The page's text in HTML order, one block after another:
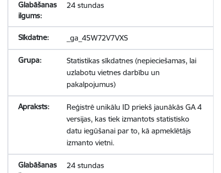
24 stundas
_ga_45W72V7VXS
Statistikas sīkdatnes (nepieciešamas, lai
uzlabotu vietnes darbību un
pakalpojumus)
Reģistrē unikālu ID priekš jaunākās GA 4
versijas, kas tiek izmantots statistisko
datu iegūšanai par to, kā apmeklētājs
izmanto vietni.
24 stundas